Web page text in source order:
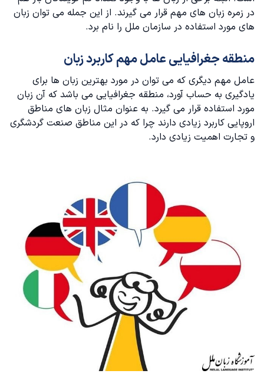
در زمره زبان های مهم قرار می گیرند. از این جمله می توان زبان‌
های مورد استفاده در سازمان ملل را نام برد.
منطقه جغرافیایی عامل مهم کاربرد زبان
عامل مهم دیگری که می توان در مورد بهترین زبان ها برای
یادگیری به حساب آورد، منطقه جغرافیایی می باشد که آن زبان
مورد استفاده قرار می گیرد. به عنوان مثال زبان های مناطق
اروپایی کاربرد زیادی دارند چرا که در این مناطق صنعت گردشگری
و تجارت اهمیت زیادی دارد.